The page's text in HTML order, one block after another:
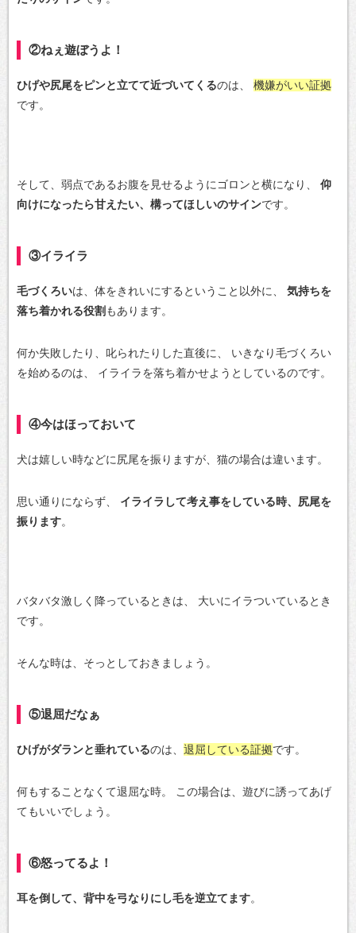
②ねぇ遊ぼうよ！
ひげや尻尾をピンと立てて近づいてくるのは、
機嫌がいい証拠
です。
そして、弱点であるお腹を見せるようにゴロンと横になり、
仰
向けになったら甘えたい、構ってほしいのサインです。
③イライラ
毛づくろいは、体をきれいにするということ以外に、
気持ちを
落ち着かれる役割 もあります。
何か失敗したり、叱られたりした直後に、
いきなり毛づくろい
を始めるのは、
イライラを落ち着かせようとしているのです。
④今はほっておいて
犬は嬉しい時などに尻尾を振りますが、猫の場合は違います。
思い通りにならず、
イライラして考え事をしている時、尻尾を
振ります。
バタバタ激しく降っているときは、
大いにイラついているとき
です。
そんな時は、そっとしておきましょう。
⑤退屈だなぁ
ひげがダランと垂れているのは、 退屈している証拠です。
何もすることなくて退屈な時。
この場合は、遊びに誘ってあげ
てもいいでしょう。
⑥怒ってるよ！
耳を倒して、背中を弓なりにし毛を逆立てます。